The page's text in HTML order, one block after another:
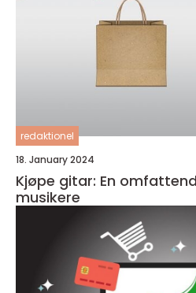
redaktionel
18. January 2024
Kjøpe gitar: En
musikere